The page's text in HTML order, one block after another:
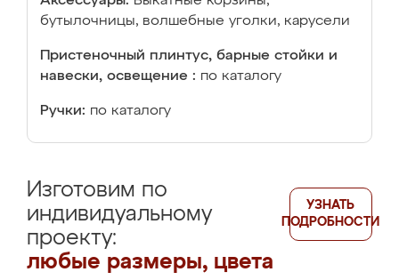
бутылочницы, волшебные уголки, карусели
Пристеночный плинтус, барные стойки и
навески, освещение : по каталогу
Ручки: по каталогу
Изготовим по
индивидуальному
проекту:
любые размеры, цвета
УЗНАТЬ
ПОДРОБНОСТИ